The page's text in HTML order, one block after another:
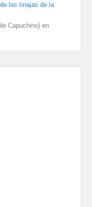
las tinajas de la
Capuchino) en